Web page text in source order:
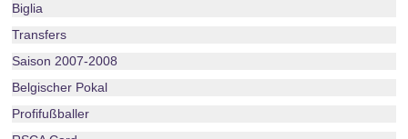
Biglia
Transfers
Saison 2007-2008
Belgischer Pokal
Profifußballer